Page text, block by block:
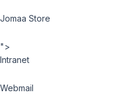
Jomaa Store
">
Intranet
Webmail